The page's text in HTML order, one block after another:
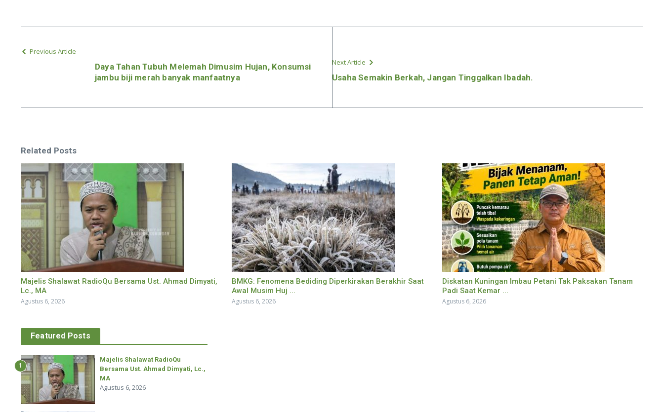
Previous Article
Daya Tahan Tubuh Melemah Dimusim Hujan, Konsumsi
jambu biji merah banyak manfaatnya
Next Article
Usaha Semakin Berkah, Jangan Tinggalkan Ibadah.
Related Posts
Majelis Shalawat RadioQu Bersama Ust. Ahmad Dimyati,
Lc., MA
Agustus 6, 2026
BMKG: Fenomena Bediding Diperkirakan Berakhir Saat
Awal Musim Huj ...
Agustus 6, 2026
Diskatan Kuningan Imbau Petani Tak Paksakan Tanam
Padi Saat Kemar ...
Agustus 6, 2026
Featured Posts
1
Majelis Shalawat RadioQu
Bersama Ust. Ahmad Dimyati, Lc.,
MA
Agustus 6, 2026